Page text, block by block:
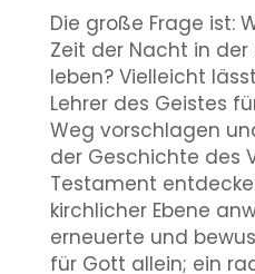
Die große Frage ist:
Zeit der Nacht in
leben? Vielleicht
Lehrer des Geistes
Weg vorschlagen
der Geschichte des
Testament
kirchlicher Ebene
erneuerte und
für Gott allein; ein